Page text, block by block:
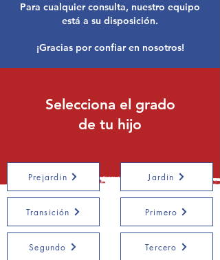
Para cualquier consulta, nuestro equipo
está a su disposición.
¡Gracias por confiar en nosotros!
Selecciona el grado
de tu hijo
Prejardin
Transición
Segundo
Jardin
Primero
Tercero